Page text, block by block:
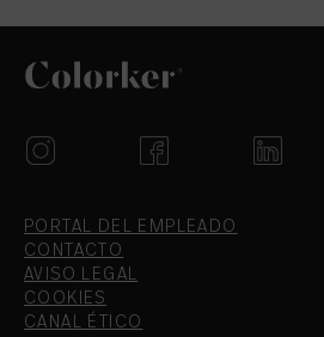
PORTAL DEL EMPLEADO
CONTACTO
AVISO LEGAL
COOKIES
CANAL ÉTICO